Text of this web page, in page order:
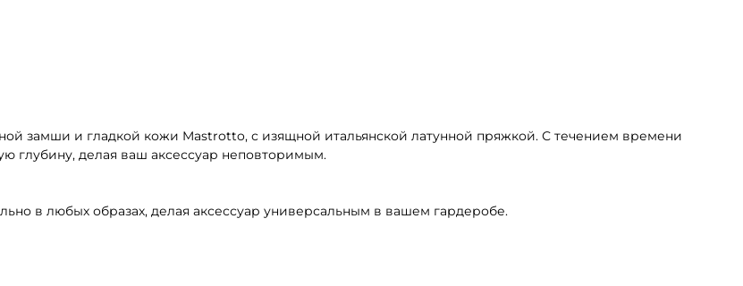
замши и гладкой кожи Mastrotto, с изящной итальянской латунной пряжкой. С течением времени
глубину, делая ваш аксессуар неповторимым.
в любых образах, делая аксессуар универсальным в вашем гардеробе.